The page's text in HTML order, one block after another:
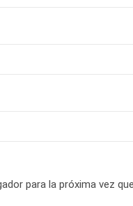
para la próxima vez